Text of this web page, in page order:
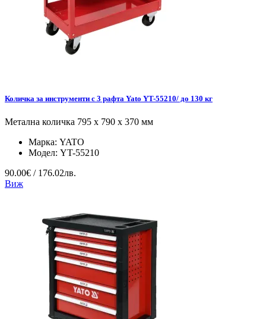
Количка за инструменти с 3 рафта Yato YT-55210/ до 130 кг
Метална количка 795 x 790 x 370 мм
Марка: YATO
Модел: YT-55210
90.00€ / 176.02лв.
Виж